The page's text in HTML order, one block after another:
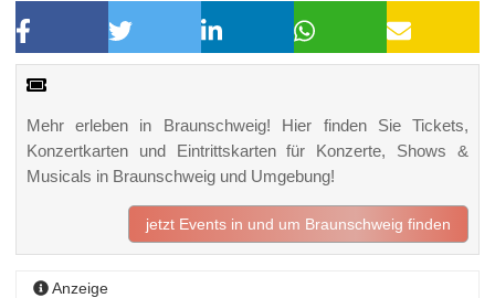
Mehr erleben in Braunschweig! Hier finden Sie Tickets,
Konzertkarten und Eintrittskarten für Konzerte, Shows &
Musicals in Braunschweig und Umgebung!
jetzt Events in und um Braunschweig finden
Anzeige